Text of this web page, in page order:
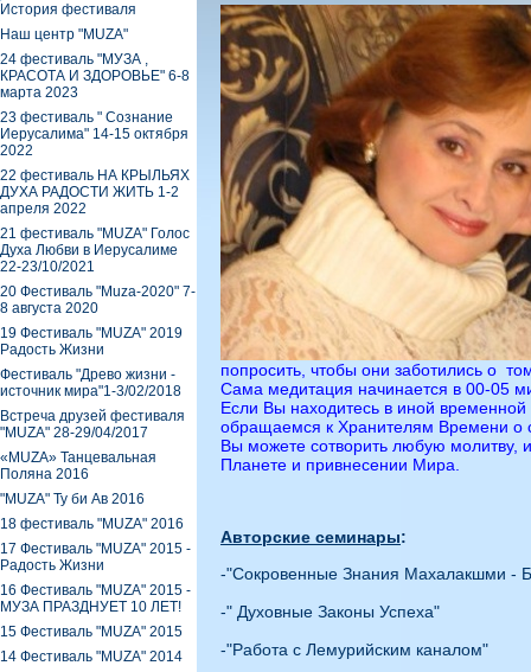
История фестиваля
Наш центр "МUZA"
24 фестиваль "МУЗА ,
КРАСОТА И ЗДОРОВЬЕ" 6-8
марта 2023
23 фестиваль " Сознание
Иерусалима" 14-15 октября
2022
22 фестиваль НА КРЫЛЬЯХ
ДУХА РАДОСТИ ЖИТЬ 1-2
апреля 2022
21 фестиваль "MUZA" Голос
Духа Любви в Иерусалиме
22-23/10/2021
20 Фестиваль "Muza-2020" 7-
8 августа 2020
19 Фестиваль "MUZA" 2019
Радость Жизни
Фестиваль "Древо жизни -
источник мира"1-3/02/2018
Встреча друзей фестиваля
"MUZA" 28-29/04/2017
«MUZA» Танцевальная
Поляна 2016
"MUZA" Ту би Ав 2016
18 фестиваль "MUZA" 2016
17 Фестиваль "MUZA" 2015 -
Радость Жизни
16 Фестиваль "MUZA" 2015 -
МУЗА ПРАЗДНУЕТ 10 ЛЕТ!
15 Фестиваль "MUZA" 2015
14 Фестиваль "MUZA" 2014
попросить, чтобы они заботились о
Сама медитация начинается в 00-05
Если Вы находитесь в иной временной
обращаемся к Хранителям Времени о
Вы можете сотворить любую молитву,
Планете и привнесении Мира.
Авторские семинары:
-"Сокровенные Знания Махалакшми -
-" Духовные Законы Успеха"
-"Работа с Лемурийским каналом"